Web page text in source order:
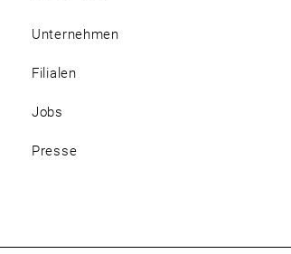
Unternehmen
Filialen
Jobs
Presse